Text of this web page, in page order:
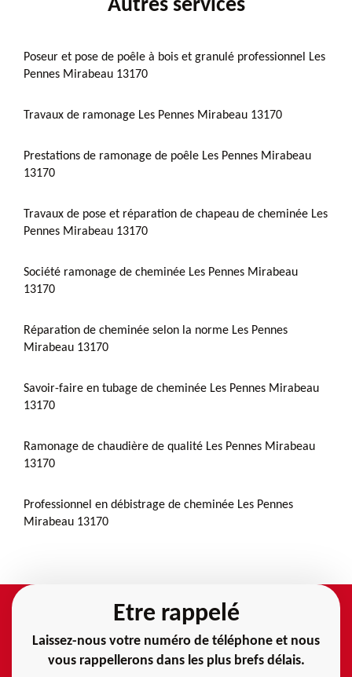
Autres services
Poseur et pose de poêle à bois et granulé professionnel Les
Pennes Mirabeau 13170
Travaux de ramonage Les Pennes Mirabeau 13170
Prestations de ramonage de poêle Les Pennes Mirabeau
13170
Travaux de pose et réparation de chapeau de cheminée Les
Pennes Mirabeau 13170
Société ramonage de cheminée Les Pennes Mirabeau
13170
Réparation de cheminée selon la norme Les Pennes
Mirabeau 13170
Savoir-faire en tubage de cheminée Les Pennes Mirabeau
13170
Ramonage de chaudière de qualité Les Pennes Mirabeau
13170
Professionnel en débistrage de cheminée Les Pennes
Mirabeau 13170
Etre rappelé
Laissez-nous votre numéro de téléphone et nous
vous rappellerons dans les plus brefs délais.